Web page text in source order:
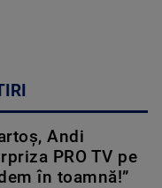
Andi
PRO TV pe
în toamnă!”